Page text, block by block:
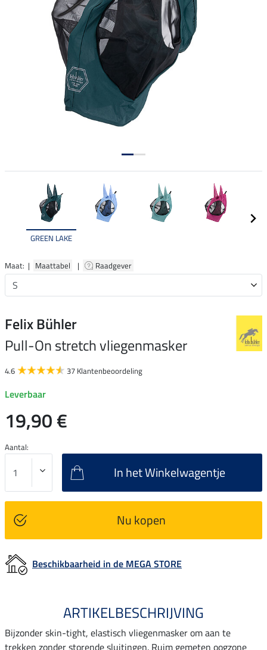
GREEN LAKE
Maat: | Maattabel | Raadgever
Felix Bühler
Pull-On stretch vliegenmasker
4.6 37 Klantenbeoordeling
Leverbaar
19,90 €
Aantal:
In het Winkelwagentje
Nu kopen
Beschikbaarheid in de MEGA STORE
ARTIKELBESCHRIJVING
Bijzonder skin-tight, elastisch vliegenmasker om aan te
trekken zonder storende sluitingen. Ruim gemeten oogzone